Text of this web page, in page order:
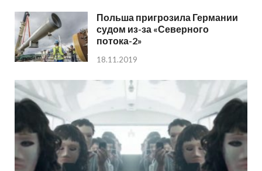
Польша пригрозила Германии
судом из-за «Северного
потока-2»
18.11.2019